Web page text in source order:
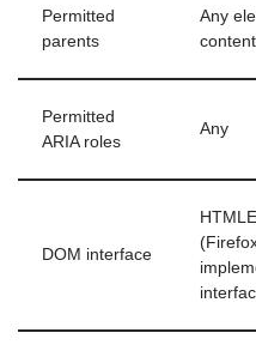
Permitted
parents
Any
content
Permitted
ARIA roles
Any
DOM interface